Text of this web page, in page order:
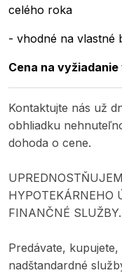
celého roka
- vhodné na vlastné
Cena na vyžiadanie
Kontaktujte nás už
obhliadku
dohoda o cene.
HYPOTEKÁRNEHO
FINANČNÉ SLUŽBY.
Predávate,
nadštandardné